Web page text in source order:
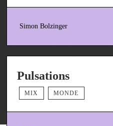
Simon Bolzinger
Pulsations
MIX MONDE